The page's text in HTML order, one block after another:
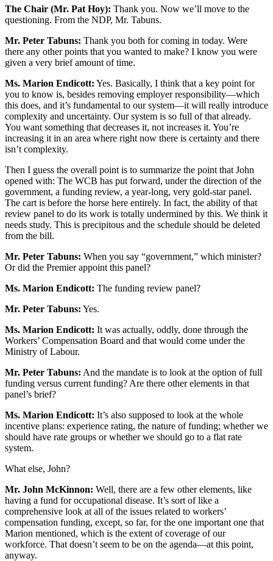
The Chair (Mr. Pat Hoy): Thank you. Now we’ll move to the
questioning. From the NDP, Mr. Tabuns.
Mr. Peter Tabuns: Thank you both for coming in today. Were
there any other points that you wanted to make? I know you were
given a very brief amount of time.
Ms. Marion Endicott: Yes. Basically, I think that a key point for
you to know is, besides removing employer responsibility—which
this does, and it’s fundamental to our system—it will really introduce
complexity and uncertainty. Our system is so full of that already.
You want something that decreases it, not increases it. You’re
increasing it in an area where right now there is certainty and there
isn’t complexity.
Then I guess the overall point is to summarize the point that John
opened with: The WCB has put forward, under the direction of the
government, a funding review, a year-long, very gold-star panel.
The cart is before the horse here entirely. In fact, the ability of that
review panel to do its work is totally undermined by this. We think it
needs study. This is precipitous and the schedule should be deleted
from the bill.
Mr. Peter Tabuns: When you say “government,” which minister?
Or did the Premier appoint this panel?
Ms. Marion Endicott: The funding review panel?
Mr. Peter Tabuns: Yes.
Ms. Marion Endicott: It was actually, oddly, done through the
Workers’ Compensation Board and that would come under the
Ministry of Labour.
Mr. Peter Tabuns: And the mandate is to look at the option of full
funding versus current funding? Are there other elements in that
panel’s brief?
Ms. Marion Endicott: It’s also supposed to look at the whole
incentive plans: experience rating, the nature of funding; whether we
should have rate groups or whether we should go to a flat rate
system.
What else, John?
Mr. John McKinnon: Well, there are a few other elements, like
having a fund for occupational disease. It’s sort of like a
comprehensive look at all of the issues related to workers’
compensation funding, except, so far, for the one important one that
Marion mentioned, which is the extent of coverage of our
workforce. That doesn’t seem to be on the agenda—at this point,
anyway.